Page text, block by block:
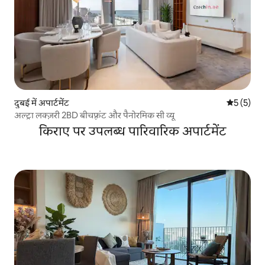
दुबई में अपार्टमेंट औसत रेटिंग
5 (5)
अल्ट्रा लक्ज़री 2BD बीचफ़्रंट और पैनोरमिक सी व्यू
किराए पर उपलब्ध पारिवारिक अपार्टमेंट